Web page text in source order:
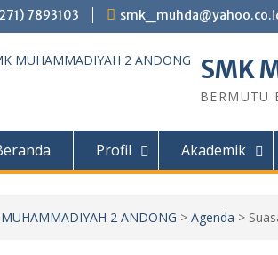
7893103
SMK
BERMUTU
Profil Akademik
PPDB
2 ANDONG > Agenda >